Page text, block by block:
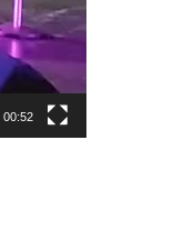
00:52